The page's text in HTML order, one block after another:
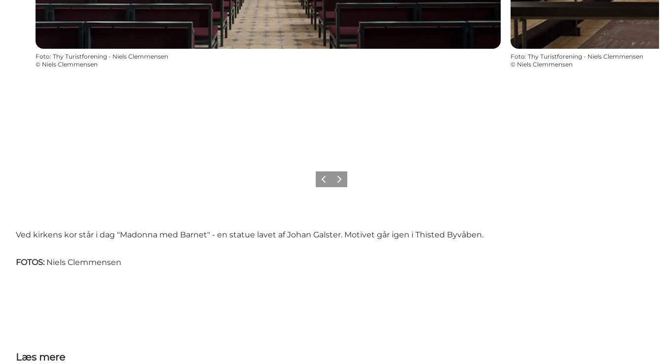
Foto: Thy Turistforening - Niels Clemmensen
© Niels Clemmensen
Foto: Thy Turistforening - Niels Clemmensen
© Niels Clemmensen
ForrigeNæste
Ved kirkens kor står i dag "Madonna med Barnet" - en statue lavet af Johan Galster. Motivet går igen i Thisted Byvåben.
FOTOS: Niels Clemmensen
Læs mere